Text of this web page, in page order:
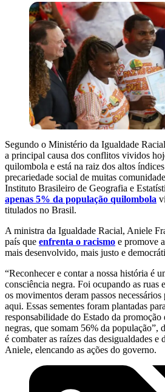
Segundo o Ministério da Igualdade
a principal causa dos conflitos vividos
quilombola e está na raiz dos altos
precariedade social de muitas
Instituto Brasileiro de Geografia e
apenas 5% da população quilombola
titulados no Brasil.
A ministra da Igualdade Racial, Aniele
país que enfrenta o racismo e promove
mais desenvolvido, mais justo e
“Reconhecer e contar a nossa história é
consciência negra. Foi ocupando as ruas
os movimentos deram passos necessários
aqui. Essas sementes foram plantadas
responsabilidade do Estado da promoção
negras, que somam 56% da população”,
é combater as raízes das desigualdades e
Aniele, elencando as ações do governo.